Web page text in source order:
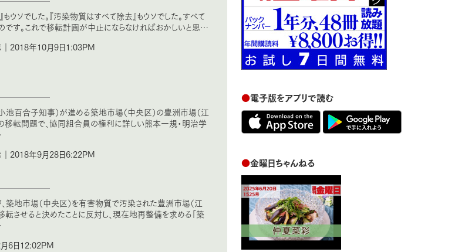
』もウソでした。『汚染物質はすべて除去』もウソでした。すべて
です。これで移転計画が中止にならなければおかしいと思…
2018年10月9日1:03PM
池百合子知事）が進める築地市場（中央区）の豊洲市場（江
移転問題で、協同組合員の権利に詳しい熊本一規・明治学
2018年9月28日6:22PM
築地市場（中央区）を有害物質で汚染された豊洲市場（江
転させると決めたことに反対し、現在地再整備を求める「築
6日12:02PM
●電子版をアプリで読む
●金曜日ちゃんねる